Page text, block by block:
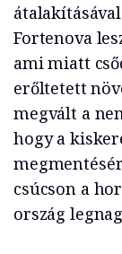
Fortenova
ami miatt
erőltetett
megvált a
hogy a
csúcson a
ország